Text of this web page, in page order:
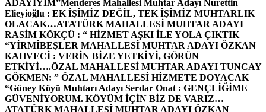
ADAYIYIM”Menderes Mahallesi Muhtar Adayı Nurettin
Elieyioğlu : EK İŞİMİZ DEĞİL, TEK İŞİMİZ MUHTARLIK
OLACAK…ATATÜRK MAHALLESİ MUHTAR ADAYI
RASİM KÖKÇÜ : “ HİZMET AŞKI İLE YOLA ÇIKTIK
“YİRMİBEŞLER MAHALLESİ MUHTAR ADAYI ÖZKAN
KAHVECİ : VERİN BİZE YETKİYİ, GÖRÜN
ETKİYİ….ÖZAL MAHALLESİ MUHTAR ADAYI TUNCAY
GÖKMEN: ” ÖZAL MAHALLESİ HİZMETE DOYACAK
“Güney Köyü Muhtarı Adayı Serdar Onat : GENÇLİĞİME
GÜVENİYORUM. KÖYÜM İÇİN BİZ DE VARIZ…
ATATÜRK MAHALLESİ MUHTAR ADAYI ÖZKAN